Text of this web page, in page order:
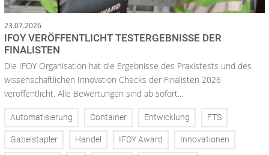
23.07.2026
IFOY VERÖFFENTLICHT TESTERGEBNISSE DER
FINALISTEN
Die IFOY Organisation hat die Ergebnisse des Praxistests und des
wissenschaftlichen Innovation Checks der Finalisten 2026
veröffentlicht. Alle Bewertungen sind ab sofort...
Automatisierung Container Entwicklung FTS
Gabelstapler Handel IFOY Award Innovationen